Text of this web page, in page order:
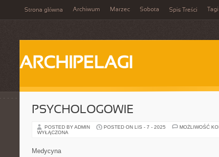
Strona główna Archiwum Marzec Sobota Spis Treści Tagi
ARCHIPELAGI
PSYCHOLOGOWIE
POSTED BY ADMIN POSTED ON LIS - 7 - 2025
MOŻLIWOŚĆ
WYŁĄCZONA
Medycyna